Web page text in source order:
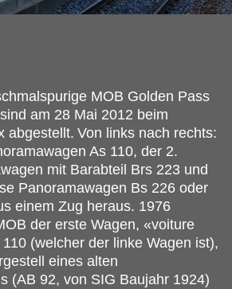
MOB Golden Pass
am 28 Mai 2012 beim
abgestellt. Von links nach rechts:
As 110, der 2.
mit Barabteil Brs 223 und
Panoramawagen Bs 226 oder
einem Zug heraus. 1976
der erste Wagen, «voiture
(welcher der linke Wagen ist),
eines alten
(AB 92, von SIG Baujahr 1924)